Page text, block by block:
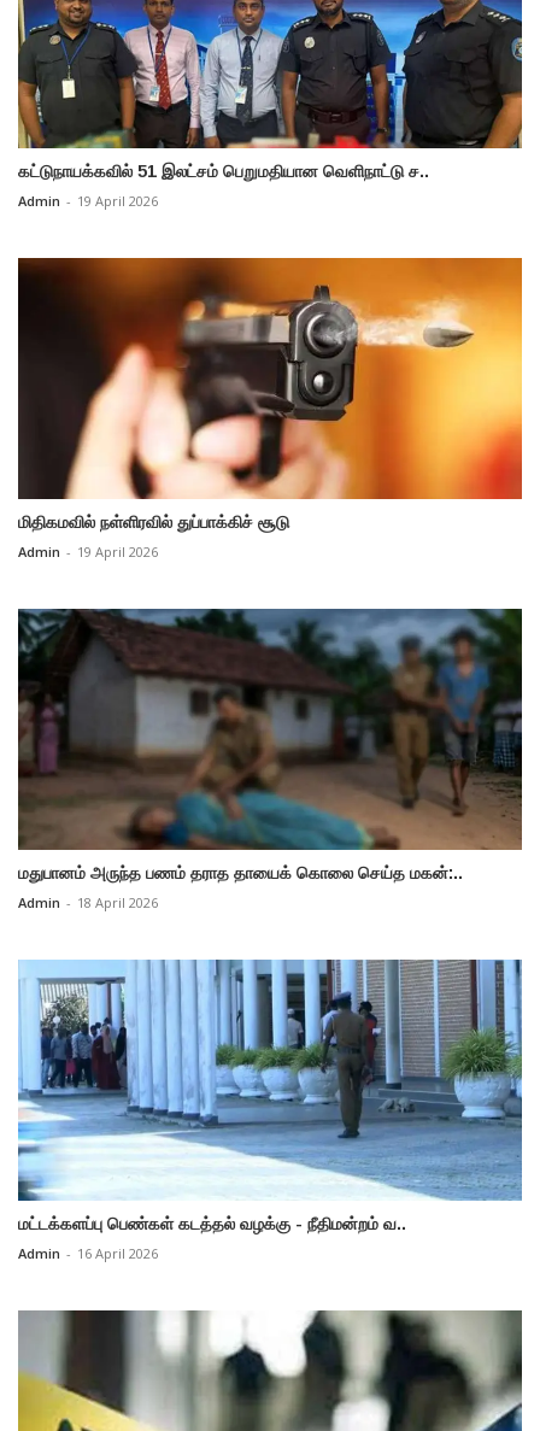
கட்டுநாயக்கவில் 51 இலட்சம் பெறுமதியான வெளிநாட்டு ச..
Admin - 19 April 2026
மிதிகமவில் நள்ளிரவில் துப்பாக்கிச் சூடு
Admin - 19 April 2026
மதுபானம் அருந்த பணம் தராத தாயைக் கொலை செய்த மகன்:..
Admin - 18 April 2026
மட்டக்களப்பு பெண்கள் கடத்தல் வழக்கு - நீதிமன்றம் வ..
Admin - 16 April 2026